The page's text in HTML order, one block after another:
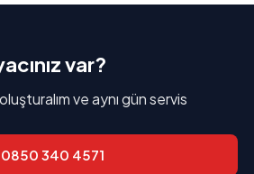
var?
ve aynı gün servis
0850 340 4571